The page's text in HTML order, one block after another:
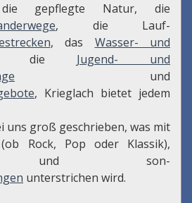
gepflegte Natur, die
, die Lauf-
, das Wasser- und
die Jugend- und
und
, Krieglach bietet jedem
uns groß geschrieben, was mit
Rock, Pop oder Klassik),
und son-
unterstrichen wird.